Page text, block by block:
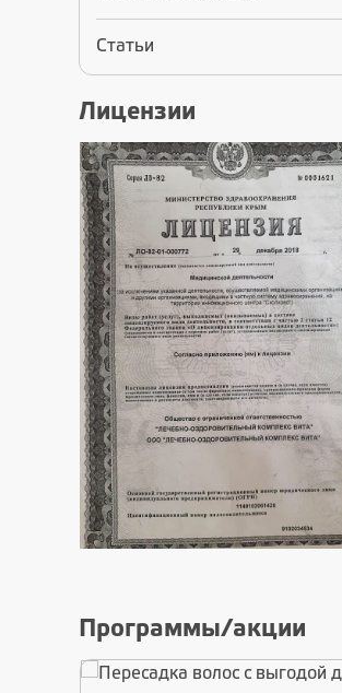
Статьи
Лицензии
Программы/акции
Захаренков Данил
Владимирович
Врач-трихолог, Врач-
косметолог, Врач-
дерматовенеролог
Понедельник - Суббота с 9.00
до 20.00
Подробнее о специалисте